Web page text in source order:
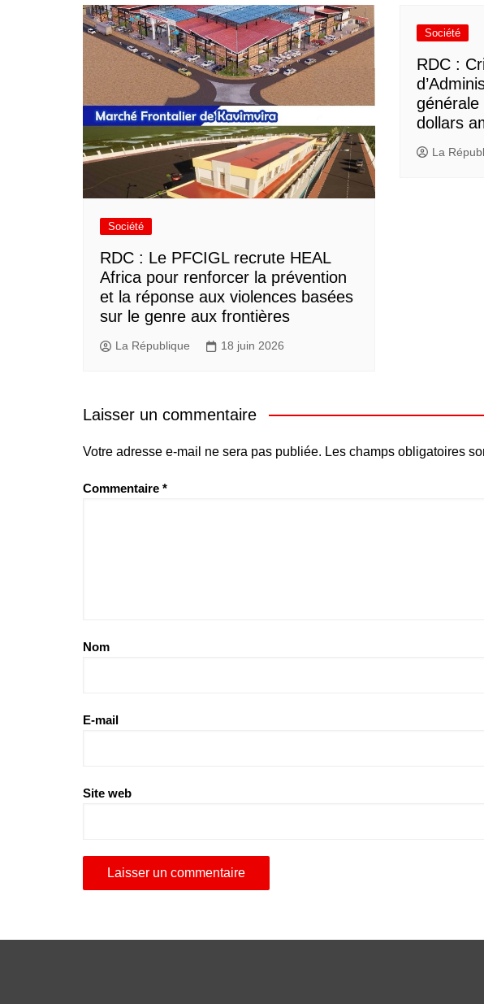
Société
RDC : Le PFCIGL recrute HEAL
Africa pour renforcer la prévention
et la réponse aux violences basées
sur le genre aux frontières
La République 18 juin 2026
Société
RDC :
générale
dollars
La
Laisser un commentaire
Votre adresse e-mail ne sera pas publiée. Les champs obligatoires
Commentaire *
Nom
E-mail
Site web